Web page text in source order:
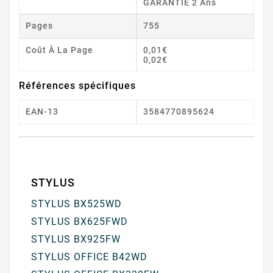
GARANTIE 2 Ans
Pages 755
Coût À La Page
0,01€
0,02€
Références spécifiques
EAN-13 3584770895624
STYLUS
STYLUS BX525WD
STYLUS BX625FWD
STYLUS BX925FW
STYLUS OFFICE B42WD